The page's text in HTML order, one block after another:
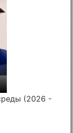
(2026 -